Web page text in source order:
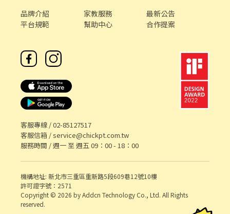
品牌介紹 家教服務
最新公告
平台規範
幫助中心 合作提案
客服專線 /02-85127517
客服信箱 /service@chickpt.com.tw
服務時間 / 週一 至 週五 09：00 - 18：00
機構地址: 新北市三重區重新路5段609巷12號10樓
許可證字號：2571
Copyright © 2026 by Addcn Technology Co., Ltd. All Rights
reserved.